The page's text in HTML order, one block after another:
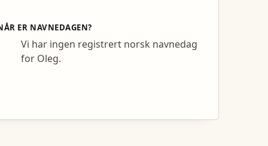
ER NAVNEDAGEN?
Vi har ingen registrert norsk navnedag
for Oleg.